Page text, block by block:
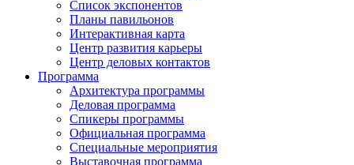
Список экспонентов
Планы павильонов
Интерактивная карта
Центр развития карьеры
Центр деловых контактов
Программа
Архитектура программы
Деловая программа
Спикеры программы
Официальная программа
Специальные мероприятия
Выставочная программа